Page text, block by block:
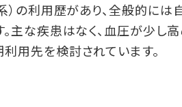
）の利用歴があり、全般的に
主な疾患はなく、血圧が少し
用先を検討されています。